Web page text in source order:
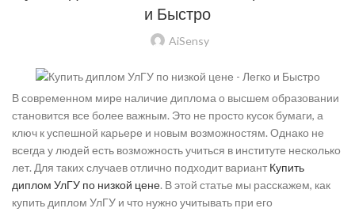
и Быстро
AiSensy
В современном мире наличие диплома о высшем образовании
становится все более важным. Это не просто кусок бумаги, а
ключ к успешной карьере и новым возможностям. Однако не
всегда у людей есть возможность учиться в институте несколько
лет. Для таких случаев отлично подходит вариант Купить
диплом УлГУ по низкой цене. В этой статье мы расскажем, как
купить диплом УлГУ и что нужно учитывать при его